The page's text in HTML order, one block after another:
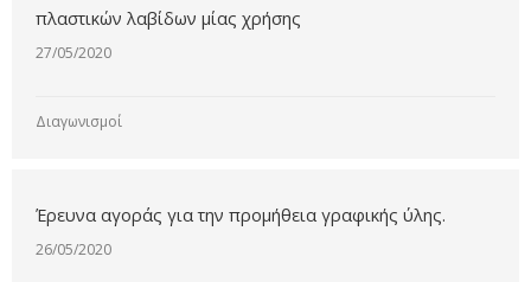
πλαστικών λαβίδων μίας χρήσης
27/05/2020
Διαγωνισμοί
Έρευνα αγοράς για την προμήθεια γραφικής ύλης.
26/05/2020